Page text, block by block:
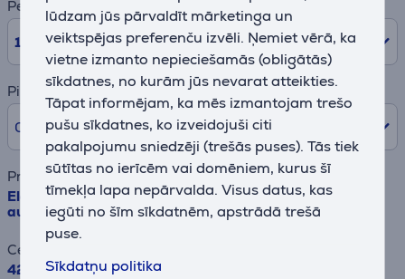
lūdzam jūs pārvaldīt mārketinga un
veiktspējas preferenču izvēli. Ņemiet vērā, ka
vietne izmanto nepieciešamās (obligātās)
sīkdatnes, no kurām jūs nevarat atteikties.
Tāpat informējam, ka mēs izmantojam trešo
pušu sīkdatnes, ko izveidojuši citi
pakalpojumu sniedzēji (trešās puses). Tās tiek
sūtītas no ierīcēm vai domēniem, kurus šī
tīmekļa lapa nepārvalda. Visus datus, kas
iegūti no šīm sīkdatnēm, apstrādā trešā
puse.
Sīkdatņu politika
Periods
10 mēn.
Pirmā iemaksa
0% /0,00 €
Preces nosaukums
Electrolux, 127 L, augstums 82 cm - Iebūvējams
aukstuma skapis
Cena
429.99 €